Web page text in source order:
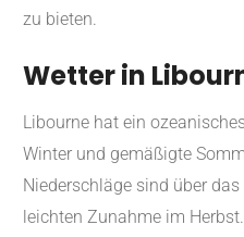
zu bieten.
Wetter in
Libourne hat ein
Winter und gemäßigte
Niederschläge sind über
leichten Zunahme im